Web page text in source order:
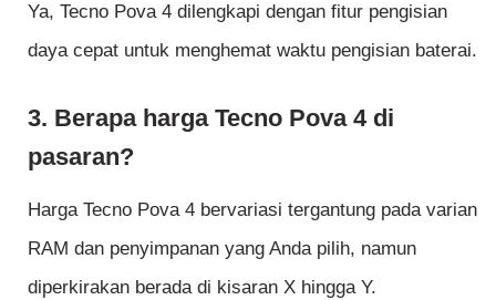
Ya, Tecno Pova 4 dilengkapi dengan fitur pengisian
daya cepat untuk menghemat waktu pengisian baterai.
3. Berapa harga Tecno Pova 4 di
pasaran?
Harga Tecno Pova 4 bervariasi tergantung pada varian
RAM dan penyimpanan yang Anda pilih, namun
diperkirakan berada di kisaran X hingga Y.